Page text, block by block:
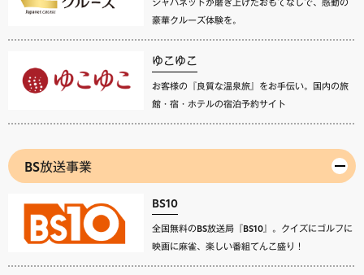
豪華クルーズ体験を。
ゆこゆこ
お客様の『良質な温泉旅』をお手伝い。国内の旅
館・宿・ホテルの宿泊予約サイト
BS放送事業
BS10
全国無料のBS放送局『BS10』。クイズにゴルフに
映画に麻雀、楽しい番組てんこ盛り！